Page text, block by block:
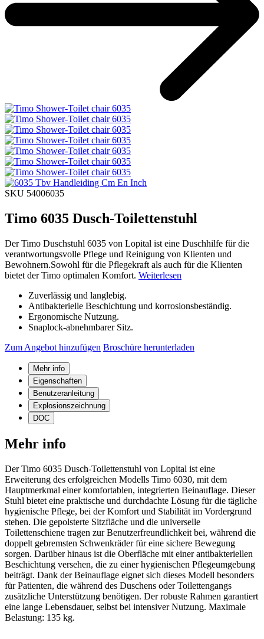
SKU 54006035
Timo 6035 Dusch-Toilettenstuhl
Der Timo Duschstuhl 6035 von Lopital ist eine Duschhilfe für die
verantwortungsvolle Pflege und Reinigung von Klienten und
Bewohnern.Sowohl für die Pflegekraft als auch für die Klienten
bietet der Timo optimalen Komfort. Weiterlesen
Zuverlässig und langlebig.
Antibakterielle Beschichtung und korrosionsbeständig.
Ergonomische Nutzung.
Snaplock-abnehmbarer Sitz.
Zum Angebot hinzufügen Broschüre herunterladen
Mehr info
Eigenschaften
Benutzeranleitung
Explosionszeichnung
DOC
Mehr info
Der Timo 6035 Dusch-Toilettenstuhl von Lopital ist eine
Erweiterung des erfolgreichen Modells Timo 6030, mit dem
Hauptmerkmal einer komfortablen, integrierten Beinauflage. Dieser
Stuhl bietet eine praktische und durchdachte Lösung für die tägliche
hygienische Pflege, bei der Komfort und Stabilität im Vordergrund
stehen. Die gepolsterte Sitzfläche und die universelle
Toilettenschiene tragen zur Benutzerfreundlichkeit bei, während die
doppelt gebremsten Schwenkräder für eine sichere Bewegung
sorgen. Darüber hinaus ist die Oberfläche mit einer antibakteriellen
Beschichtung versehen, die zu einer hygienischen Pflegeumgebung
beiträgt. Dank der Beinauflage eignet sich dieses Modell besonders
für Patienten, die während des Duschens oder Toilettengangs
zusätzliche Unterstützung benötigen. Der robuste Rahmen garantiert
eine lange Lebensdauer, selbst bei intensiver Nutzung. Maximale
Belastung: 135 kg.